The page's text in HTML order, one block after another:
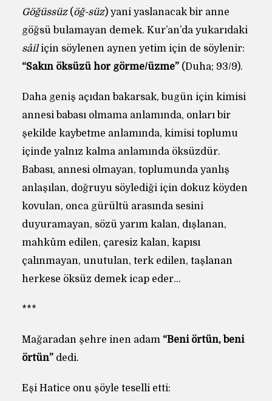
Göğüssüz(öğ-süz) yani yaslanacak bir anne
göğsü bulamayan demek. Kur’an’da yukarıdaki
sâiliçin söylenen aynen yetim için de söylenir:
“Sakın öksüzü hor görme/üzme”(Duha; 93/9).
Daha geniş açıdan bakarsak, bugün için kimisi
annesi babası olmama anlamında, onları bir
şekilde kaybetme anlamında, kimisi toplumu
içinde yalnız kalma anlamında öksüzdür.
Babası, annesi olmayan, toplumunda yanlış
anlaşılan, doğruyu söylediği için dokuz köyden
kovulan, onca gürültü arasında sesini
duyuramayan, sözü yarım kalan, dışlanan,
mahkûm edilen, çaresiz kalan, kapısı
çalınmayan, unutulan, terk edilen, taşlanan
herkese öksüz demek icap eder…
***
Mağaradan şehre inen adam “Beni örtün, beni
örtün”dedi.
Eşi Hatice onu şöyle teselli etti: